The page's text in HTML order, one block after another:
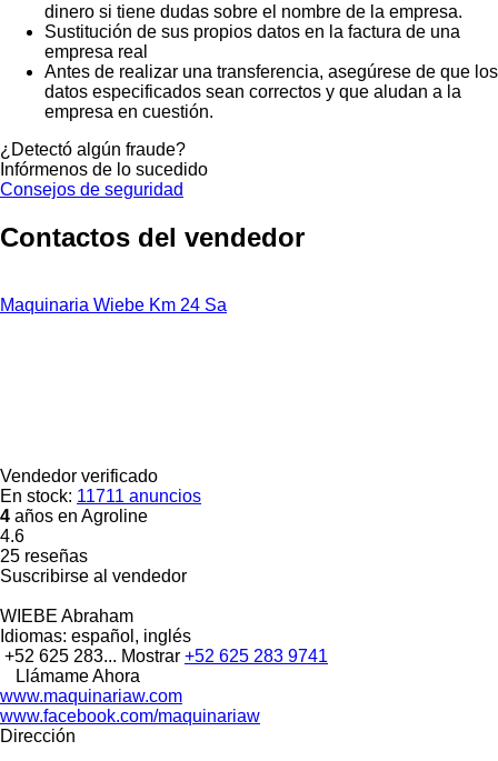
dinero si tiene dudas sobre el nombre de la empresa.
Sustitución de sus propios datos en la factura de una
empresa real
Antes de realizar una transferencia, asegúrese de que los
datos especificados sean correctos y que aludan a la
empresa en cuestión.
¿Detectó algún fraude?
Infórmenos de lo sucedido
Consejos de seguridad
Contactos del vendedor
Maquinaria Wiebe Km 24 Sa
Vendedor verificado
En stock: 11711 anuncios
4 años en Agroline
4.6
25 reseñas
Suscribirse al vendedor
WIEBE Abraham
Idiomas: español, inglés
+52 625 283... Mostrar +52 625 283 9741
Llámame Ahora
www.maquinariaw.com
www.facebook.com/maquinariaw
Dirección